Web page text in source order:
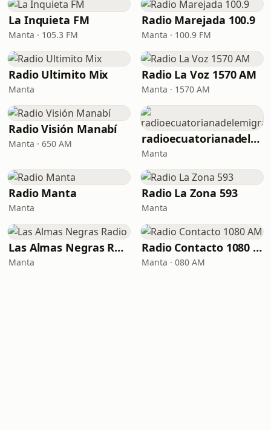
La Inquieta FM
Manta · 105.3 FM
Radio Marejada 100.9
Manta · 100.9 FM
Radio Ultimito Mix
Manta
Radio La Voz 1570 AM
Manta · 1570 AM
Radio Visión Manabí
Manta · 650 AM radioecuatorianadelemigrante
Manta
Radio Manta
Manta
Radio La Zona 593
Manta
Las Almas Negras Radio
Manta
Radio Contacto 1080 AM
Manta · 080 AM